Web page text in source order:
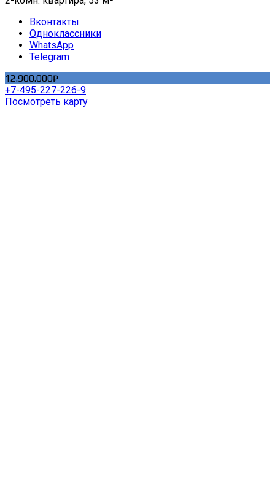
Вконтакты
Одноклассники
WhatsApp
Telegram
12.900.000₽
+7-495-227-226-9
Посмотреть карту